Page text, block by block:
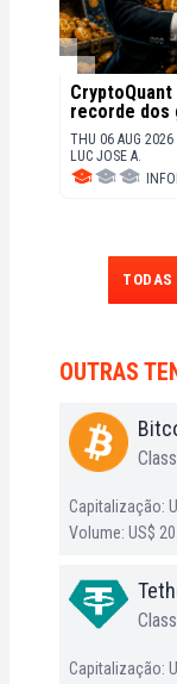
recorde dos
investidores
THU 06 AUG 2026
LUC JOSE A.
TODAS
OUTRAS
Capitalização:
Volume: US$
Capitalização: